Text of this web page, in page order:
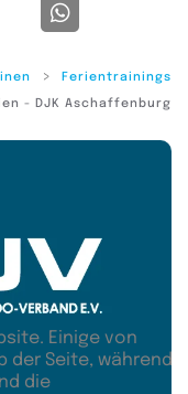
Ferientrainings
- DJK Aschaffenburg
Einige von
der Seite, während
die